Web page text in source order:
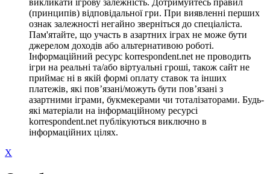
викликати ігрову залежність. Дотримуйтесь правил
(принципів) відповідальної гри. При виявленні перших
ознак залежності негайно зверніться до спеціаліста.
Пам'ятайте, що участь в азартних іграх не може бути
джерелом доходів або альтернативою роботі.
Інформаційний ресурс korrespondent.net не проводить
ігри на реальні та/або віртуальні гроші, також сайт не
приймає ні в якій формі оплату ставок та інших
платежів, які пов’язані/можуть бути пов’язані з
азартними іграми, букмекерами чи тоталізаторами. Будь-
які матеріали на інформаційному ресурсі
korrespondent.net публікуються виключно в
інформаційних цілях.
X